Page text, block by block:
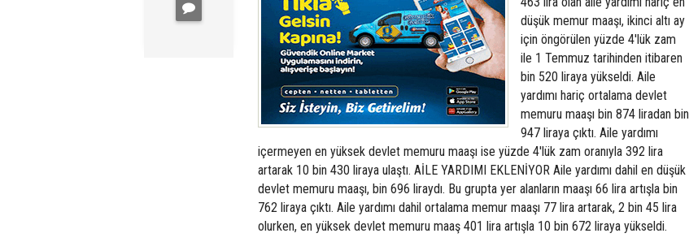
düşük memur maaşı, ikinci altı ay
için öngörülen yüzde 4'lük zam
ile 1 Temmuz tarihinden itibaren
bin 520 liraya yükseldi. Aile
yardımı hariç ortalama devlet
memuru maaşı bin 874 liradan bin
947 liraya çıktı. Aile yardımı
içermeyen en yüksek devlet memuru maaşı ise yüzde 4'lük zam oranıyla 392 lira
artarak 10 bin 430 liraya ulaştı. AİLE YARDIMI EKLENİYOR Aile yardımı dahil en düşük
devlet memuru maaşı, bin 696 liraydı. Bu grupta yer alanların maaşı 66 lira artışla bin
762 liraya çıktı. Aile yardımı dahil ortalama memur maaşı 77 lira artarak, 2 bin 45 lira
olurken, en yüksek devlet memuru maaş 401 lira artışla 10 bin 672 liraya yükseldi.